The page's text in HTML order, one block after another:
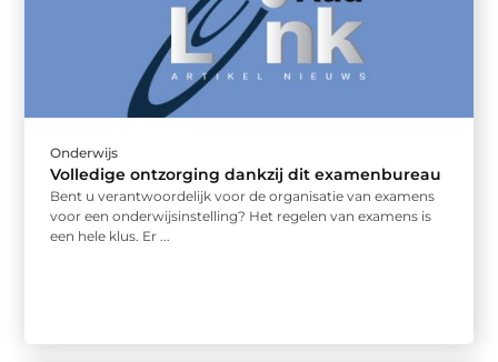
Onderwijs
Volledige ontzorging dankzij dit examenbureau
Bent u verantwoordelijk voor de organisatie van examens
voor een onderwijsinstelling? Het regelen van examens is
een hele klus. Er ...